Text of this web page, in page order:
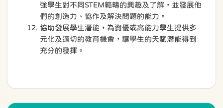
強學生對不同STEM範疇的興趣及了解，並發展他
們的創造力、協作及解決問題的能力。
協助發展學生潛能，為資優或高能力學生提供多
元化及適切的教育機會，讓學生的天賦潛能得到
充分的發揮。